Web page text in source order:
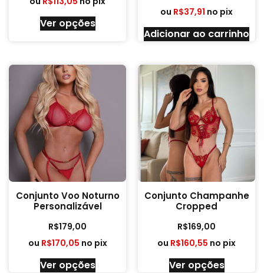
Ver opções
ou R$37,91 no pix
Adicionar ao carrinho
Conjunto Voo Noturno
Personalizável
R$179,00
ou R$170,05 no pix
Ver opções
Conjunto Champanhe
Cropped
R$169,00
ou R$160,55 no pix
Ver opções